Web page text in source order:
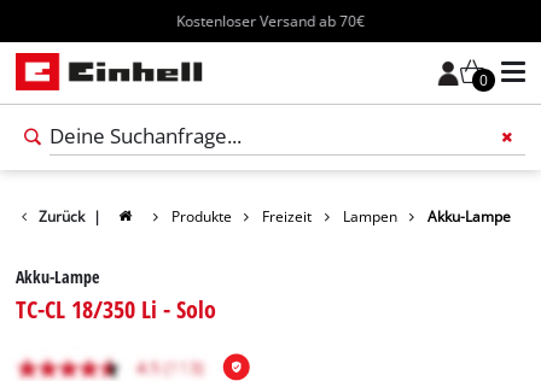
Kostenloser Versand ab 70€
0
Zurück | Produkte Freizeit Lampen Akku-Lampe
Akku-Lampe
TC-CL 18/350 Li - Solo